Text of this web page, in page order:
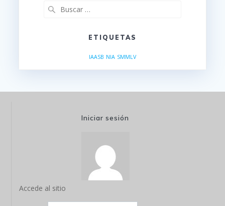
ETIQUETAS
IAASB NIA SMMLV
Iniciar sesión
Accede al sitio